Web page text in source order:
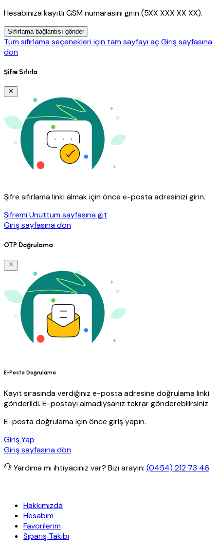
Hesabınıza kayıtlı GSM numarasını girin (5XX XXX XX XX).
Sıfırlama bağlantısı gönder
Tüm sıfırlama seçenekleri için tam sayfayı açGiriş sayfasına
dön
Şifre Sıfırla
Şifre sıfırlama linki almak için önce e-posta adresinizi girin.
Şifremi Unuttum sayfasına git
Giriş sayfasına dön
OTP Doğrulama
E-Posta Doğrulama
Kayıt sırasında verdiğiniz e-posta adresine doğrulama linki
gönderildi. E-postayı almadıysanız tekrar gönderebilirsiniz.
E-posta doğrulama için önce giriş yapın.
Giriş Yap
Giriş sayfasına dön
Yardıma mı ihtiyacınız var? Bizi arayın: (0454) 212 73 46
Hakkımızda
Hesabım
Favorilerim
Sipariş Takibi